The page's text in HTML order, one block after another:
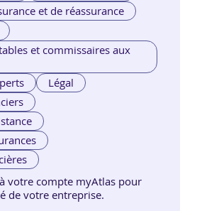
et de réassurance
et commissaires aux
Légal
à votre compte myAtlas pour
de votre entreprise.